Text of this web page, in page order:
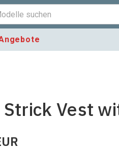
Strick Vest